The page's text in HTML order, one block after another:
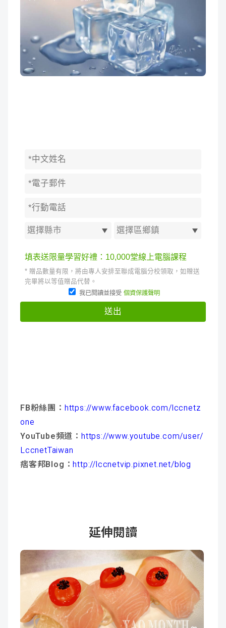
FB粉絲團： https://www.facebook.com/lccnetz
one
YouTube頻道： https://www.youtube.com/user/
LccnetTaiwan
痞客邦Blog：http://lccnetvip.pixnet.net/blog
延伸閱讀